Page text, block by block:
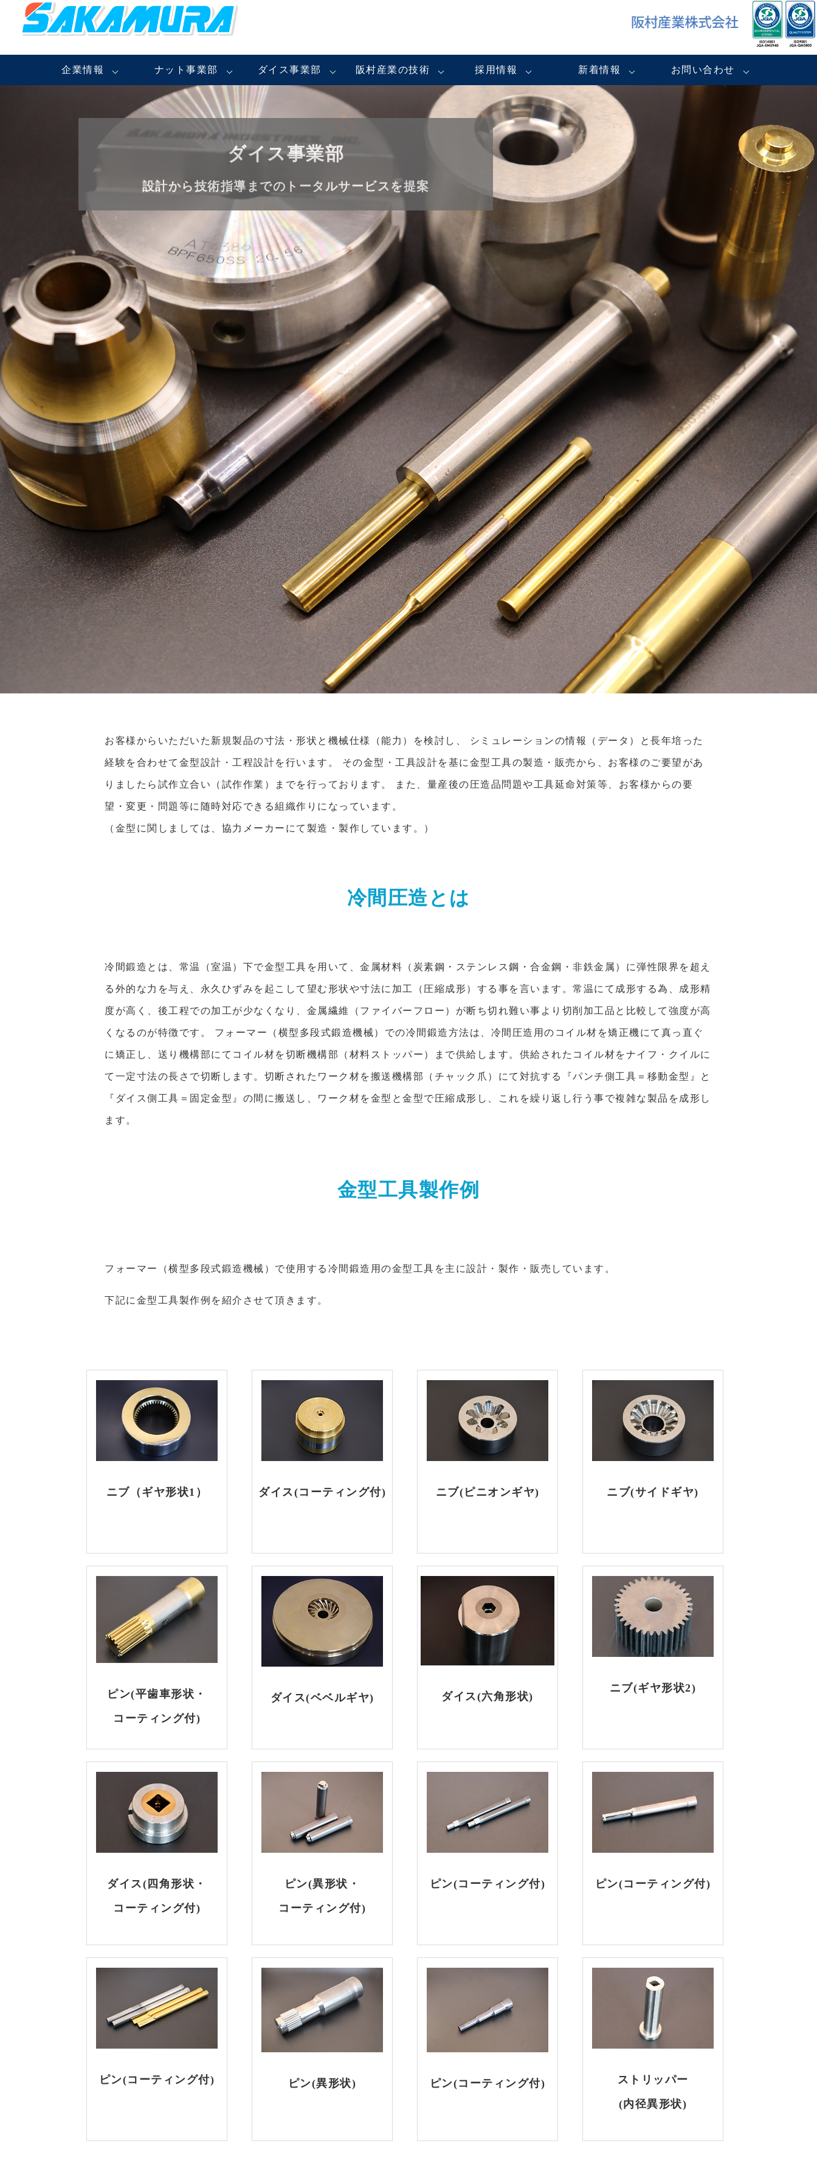
企業情報 ナット事業部 ダイス事業部 阪村産業の技術 採用情報 新着情報 お問い合わせ
ダイス事業部
設計から技術指導までのトータルサービスを提案
お客様からいただいた新規製品の寸法・形状と機械仕様（能力）を検討し、 シミュレーションの情報（データ）と長年培った
経験を合わせて金型設計・工程設計を行います。 その金型・工具設計を基に金型工具の製造・販売から、お客様のご要望があ
りましたら試作立合い（試作作業）までを行っております。 また、量産後の圧造品問題や工具延命対策等、お客様からの要
望・変更・問題等に随時対応できる組織作りになっています。
（金型に関しましては、協力メーカーにて製造・製作しています。）
冷間圧造とは
冷間鍛造とは、常温（室温）下で金型工具を用いて、金属材料（炭素鋼・ステンレス鋼・合金鋼・非鉄金属）に弾性限界を超え
る外的な力を与え、永久ひずみを起こして望む形状や寸法に加工（圧縮成形）する事を言います。常温にて成形する為、成形精
度が高く、後工程での加工が少なくなり、金属繊維（ファイバーフロー）が断ち切れ難い事より切削加工品と比較して強度が高
くなるのが特徴です。 フォーマー（横型多段式鍛造機械）での冷間鍛造方法は、冷間圧造用のコイル材を矯正機にて真っ直ぐ
に矯正し、送り機構部にてコイル材を切断機構部（材料ストッパー）まで供給します。供給されたコイル材をナイフ・クイルに
て一定寸法の長さで切断します。切断されたワーク材を搬送機構部（チャック爪）にて対抗する『パンチ側工具＝移動金型』と
『ダイス側工具＝固定金型』の間に搬送し、ワーク材を金型と金型で圧縮成形し、これを繰り返し行う事で複雑な製品を成形し
ます。
金型工具製作例
フォーマー（横型多段式鍛造機械）で使用する冷間鍛造用の金型工具を主に設計・製作・販売しています。
下記に金型工具製作例を紹介させて頂きます。
ニブ（ギヤ形状1） ダイス(コーティング付) ニブ(ピニオンギヤ) ニブ(サイドギヤ)
ピン(平歯車形状・
コーティング付)
ダイス(ベベルギヤ) ダイス(六角形状)
ニブ(ギヤ形状2)
ダイス(四角形状・
コーティング付)
ピン(異形状・
コーティング付)
ピン(コーティング付) ピン(コーティング付)
ピン(コーティング付) ピン(異形状) ピン(コーティング付)
ストリッパー
(内径異形状)